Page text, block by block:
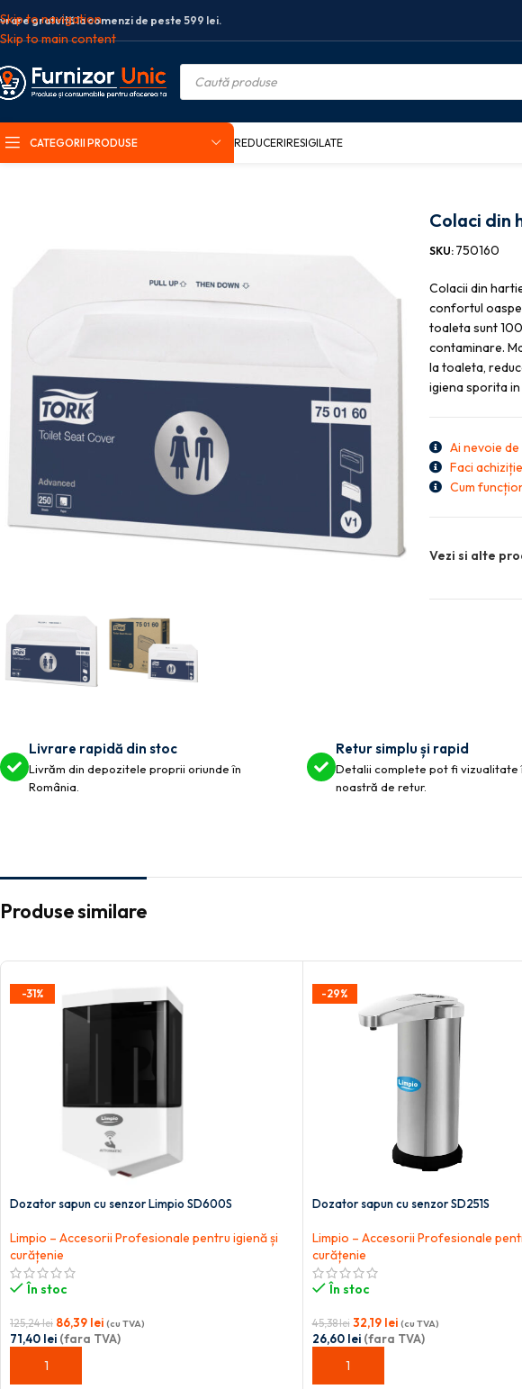
Skip to navigation
Skip to main content
gratuită la comenzi de peste 599 lei.
CATEGORII PRODUSE REDUCERIRESIGILATE
Colaci din
SKU: 750160
Colacii din
confortul
toaleta sunt
contaminare.
la toaleta,
igiena sporita in
Ai nevoie
Faci
Cum
Vezi si alte
Livrare rapidă din stoc
Livrăm din depozitele proprii oriunde în
România.
Retur simplu și rapid
Detalii complete pot fi vizualitate
noastră de retur.
Produse similare
-31%
Dozator sapun cu senzor Limpio SD600S
Limpio – Accesorii Profesionale pentru igienă și
curățenie
În stoc
125,24lei 86,39 lei (cu TVA)
71,40 lei (fara TVA)
ADAUGĂ ÎN COȘ
-29%
Dozator sapun cu senzor SD251S
Limpio – Accesorii Profesionale
curățenie
În stoc
45,38lei 32,19 lei (cu TVA)
26,60 lei(fara TVA)
ADAUGĂ ÎN COȘ